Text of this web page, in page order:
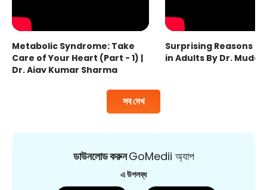
সব দেখ
Metabolic Syndrome: Take
Care of Your Heart (Part - 1) |
Dr. Ajay Kumar Sharma
Surprising Reasons
in Adults By Dr.
ডাউনলোড করুনGoMedii অ্যাপ
এ উপলব্ধ